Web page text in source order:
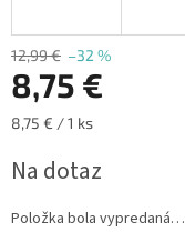
12,99 € –32 %
8,75 €
Jednotková
8,75 € / 1 ks
Na dotaz
Položka bola vypredaná…